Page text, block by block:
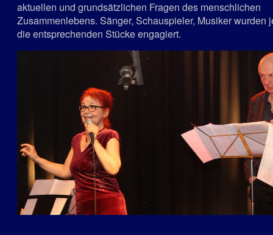
aktuellen und grundsätzlichen Fragen des menschlichen
Zusammenlebens. Sänger, Schauspieler, Musiker wurden
die entsprechenden Stücke engagiert.